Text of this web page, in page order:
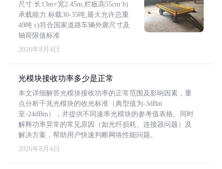
尺寸:长13m×宽2.45m,栏板高55cm b)
承载能力:标载30-35吨,最大允许总重
49吨 c)符合国家道路车辆外廓尺寸及
轴荷限值标准
2026年8月4日
光模块接收功率多少是正常
本文详细解答光模块接收功率的正常范围及影响因素，重
点分析千兆光模块的收光标准（典型值为-3dBm
至-24dBm），并提供不同速率光模块的参考值表格。同时
解释功率异常的常见原因（如光纤损耗、连接器问题）及
解决方案，帮助用户快速判断网络性能问题。
2026年8月4日